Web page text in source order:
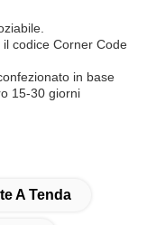
codice Corner Code
in base
15-30 giorni
A Tenda